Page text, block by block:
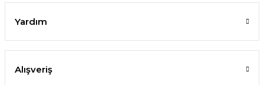
Yardım
Alışveriş